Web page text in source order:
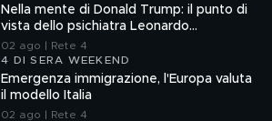
Nella mente di Donald Trump: il punto di
vista dello psichiatra Leonardo
Mendolicchio
02 ago | Rete 4
4 DI SERA WEEKEND
Emergenza immigrazione, l'Europa valuta
il modello Italia
02 ago | Rete 4